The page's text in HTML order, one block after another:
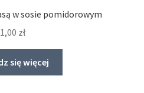
w sosie pomidorowym
zł
się więcej